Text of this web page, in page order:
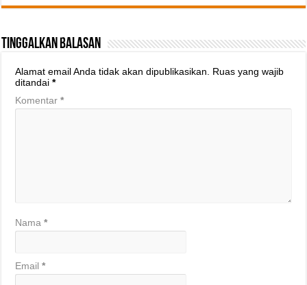
Tinggalkan Balasan
Alamat email Anda tidak akan dipublikasikan.
Ruas yang wajib
ditandai*
Komentar*
Nama*
Email*